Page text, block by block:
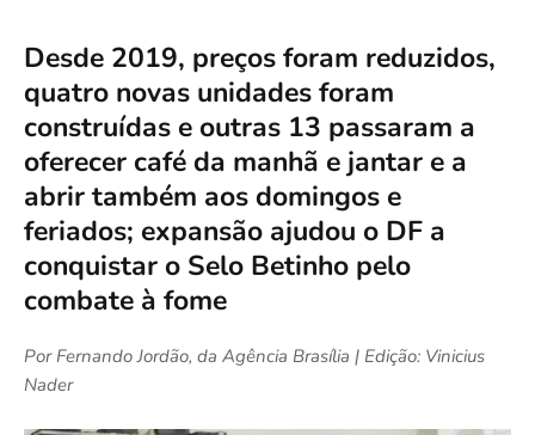
Desde 2019, preços foram reduzidos,
quatro novas unidades foram
construídas e outras 13 passaram a
oferecer café da manhã e jantar e a
abrir também aos domingos e
feriados; expansão ajudou o DF a
conquistar o Selo Betinho pelo
combate à fome
Por Fernando Jordão, da Agência Brasília | Edição: Vinicius
Nader